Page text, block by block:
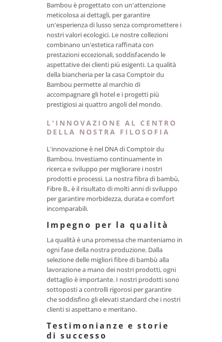
Bambou è progettato con un'attenzione
meticolosa ai dettagli, per garantire
un'esperienza di lusso senza compromettere i
nostri valori ecologici. Le nostre collezioni
combinano un'estetica raffinata con
prestazioni eccezionali, soddisfacendo le
aspettative dei clienti più esigenti. La qualità
della biancheria per la casa Comptoir du
Bambou permette al marchio di
accompagnare gli hotel e i progetti più
prestigiosi ai quattro angoli del mondo.
L'INNOVAZIONE AL CENTRO
DELLA NOSTRA FILOSOFIA
L'innovazione è nel DNA di Comptoir du
Bambou. Investiamo continuamente in
ricerca e sviluppo per migliorare i nostri
prodotti e processi. La nostra fibra di bambù,
Fibre B., è il risultato di molti anni di sviluppo
per garantire morbidezza, durata e comfort
incomparabili.
Impegno per la qualità
La qualità è una promessa che manteniamo in
ogni fase della nostra produzione. Dalla
selezione delle migliori fibre di bambù alla
lavorazione a mano dei nostri prodotti, ogni
dettaglio è importante. I nostri prodotti sono
sottoposti a controlli rigorosi per garantire
che soddisfino gli elevati standard che i nostri
clienti si aspettano e meritano.
Testimonianze e storie
di successo